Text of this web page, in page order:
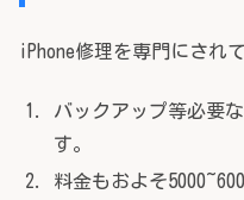
iPhone修理を専門にされ
バックアップ等必要
す。
料金もおよそ